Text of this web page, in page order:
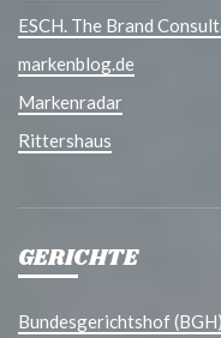
ESCH. The Brand
markenblog.de
Markenradar
Rittershaus
GERICHTE
Bundesgerichtshof (BGH)